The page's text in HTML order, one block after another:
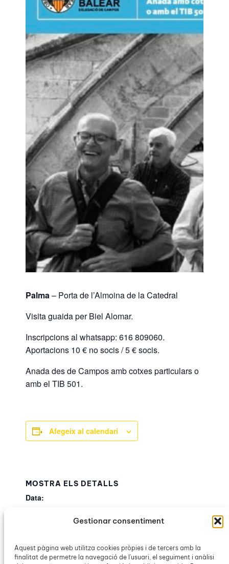
Gestionar consentiment
Aquest pàgina web utilitza cookies pròpies i de tercers amb la
finalitat de permetre la navegació de l'usuari, el seguiment i anàlisi
Palma– Porta de l’Almoina de la Catedral
Visita guaida per Biel Alomar.
Inscripcions al whatsapp: 616 809060.
Aportacions 10 € no socis / 5 € socis.
Anada des de Campos amb cotxes particulars o
amb el TIB 501.
Afegeix al calendari
MOSTRA ELS DETALLS
Data:
Categoria d’Esdeveniment: